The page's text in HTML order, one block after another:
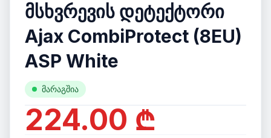
მსხვრევის დეტექტორი
Ajax CombiProtect (8EU)
ASP White
მარაგშია
224.00 ₾